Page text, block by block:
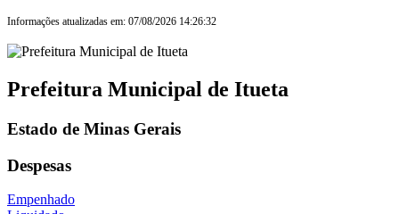
Informações atualizadas em: 07/08/2026 14:26:32
Prefeitura Municipal de Itueta
Estado de Minas Gerais
Despesas
Empenhado